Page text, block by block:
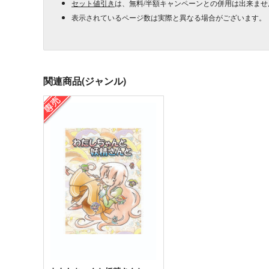
セット値引きは、無料/半額キャンペーンとの併用は出来ま
表示されているページ数は実際と異なる場合がございます。
関連商品(ジャンル)